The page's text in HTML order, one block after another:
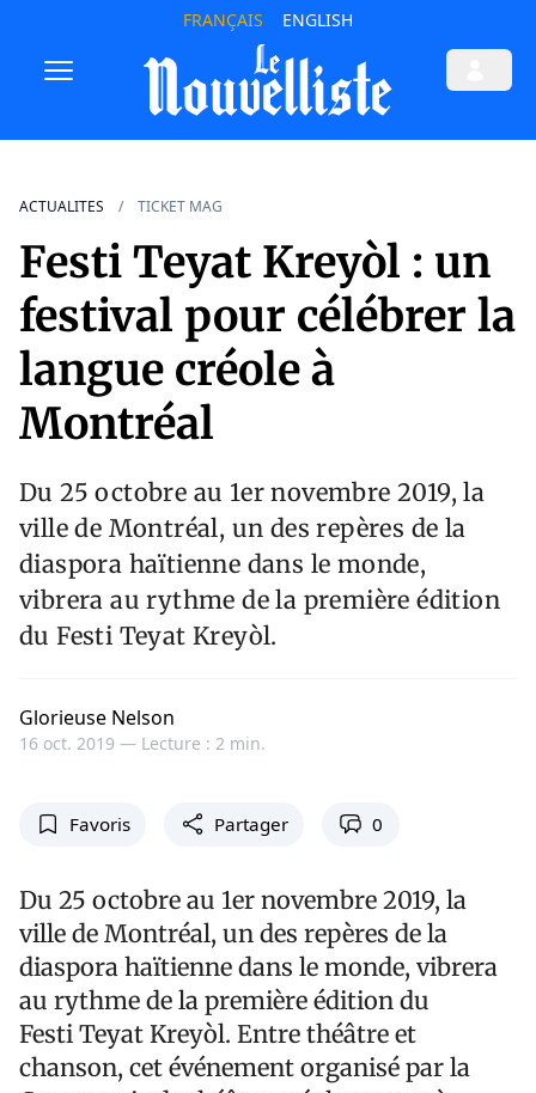
FRANÇAIS ENGLISH
ACTUALITES TICKET MAG
Festi Teyat Kreyòl : un
festival pour célébrer la
langue créole à
Montréal
Du 25 octobre au 1er novembre 2019, la
ville de Montréal, un des repères de la
diaspora haïtienne dans le monde,
vibrera au rythme de la première édition
du Festi Teyat Kreyòl.
Glorieuse Nelson
16 oct. 2019 — Lecture : 2 min.
Favoris Partager 0
Du 25 octobre au 1er novembre 2019, la
ville de Montréal, un des repères de la
diaspora haïtienne dans le monde, vibrera
au rythme de la première édition du
Festi Teyat Kreyòl. Entre théâtre et
chanson, cet événement organisé par la